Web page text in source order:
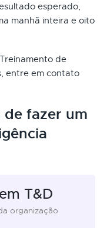
esperado,
manhã inteira e oito
de
entre em contato
de fazer um
T&D
organização